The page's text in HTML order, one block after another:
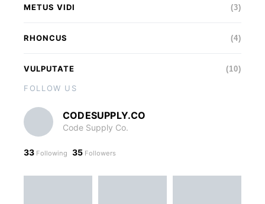
METUS VIDI (3)
RHONCUS (4)
VULPUTATE (10)
FOLLOW US
CODESUPPLY.CO
Code Supply Co.
33 Following 35 Followers